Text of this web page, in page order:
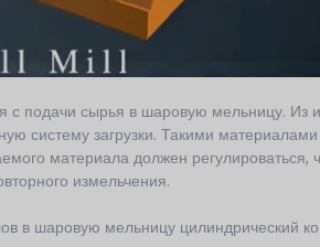
с подачи сырья в шаровую мельницу. Из
систему загрузки. Такими
материала должен регулироваться,
измельчения.
в шаровую мельницу цилиндрический